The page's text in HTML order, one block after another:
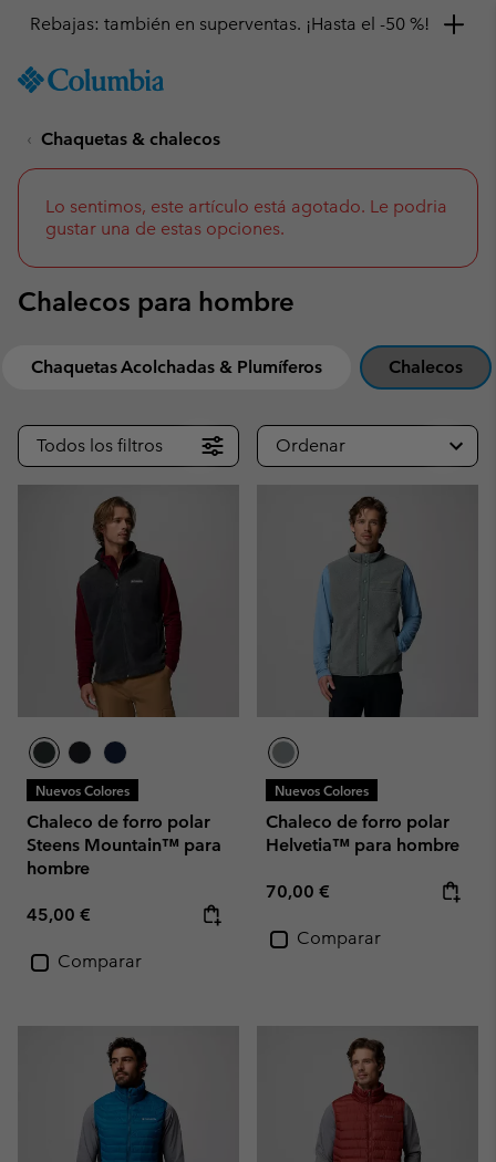
TO
SKIP
NAV
SKIP
TO
SEARCH
Rebajas: también en superventas. ¡Hasta el -50 %!
Chaquetas & chalecos
Lo sentimos, este artículo está agotado. Le podria
gustar una de estas opciones.
Chalecos para hombre
Chaquetas Acolchadas & Plumíferos Chalecos
Todos los filtros Ordenar
Nuevos Colores
Chaleco de forro polar
Steens Mountain™ para
hombre
Regular price:
45,00 €
Comparar
Nuevos Colores
Chaleco de forro polar
Helvetia™ para hombre
Regular price:
70,00 €
Comparar